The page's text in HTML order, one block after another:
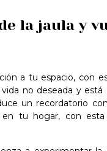
la jaula y
a tu espacio, con
no deseada y
un recordatorio
tu hogar, con